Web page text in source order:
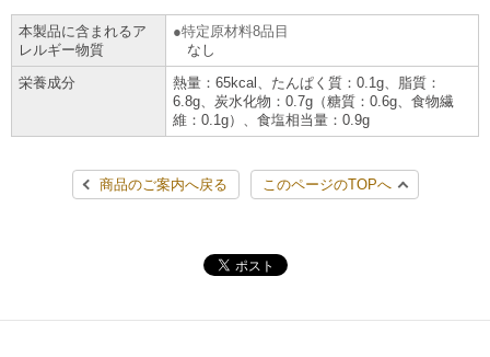
チケット
プリペイドサービス
スポーツ振興くじ
行政サービス
学び・教育
スマホプリペイド
レジでApple Accountにチャージ
オンラインフォトサービス
コインランドリー（店舗限定）
JTB
国内店舗数
売上高、店舗数推移
セブン‐イレブンの海外事業
データで見るセブン‐イレブン
セブン‐イレブンの「商品力」
セブン-イレブンの横顔
4VISIONS
サステナビリティニュース
サステナビリティレポート
報告書ライブラリー
English (Corporate)
English (Services)
简体中文(服务)
한국어(서비스)
本製品に含まれるア
レルギー物質
特定原材料8品目
なし
栄養成分
熱量：65kcal、たんぱく質：0.1g、脂質：
6.8g、炭水化物：0.7g（糖質：0.6g、食物繊
維：0.1g）、食塩相当量：0.9g
商品のご案内へ戻る このページのTOPへ